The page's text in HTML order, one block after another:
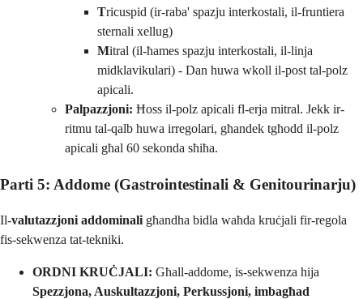
Tricuspid (ir-raba' spazju interkostali, il-fruntiera
sternali xellug)
Mitral (il-ħames spazju interkostali, il-linja
midklavikulari) - Dan huwa wkoll il-post tal-polz
apicali.
Palpazzjoni: Ħoss il-polz apicali fl-erja mitral. Jekk ir-
ritmu tal-qalb huwa irregolari, għandek tgħodd il-polz
apicali għal 60 sekonda sħiħa.
Parti 5: Addome (Gastrointestinali & Genitourinarju)
Il-valutazzjoni addominaligħandha bidla waħda kruċjali fir-regola
fis-sekwenza tat-tekniki.
ORDNI KRUĊJALI: Għall-addome, is-sekwenza hija
Spezzjona, Auskultazzjoni, Perkussjoni, imbagħad